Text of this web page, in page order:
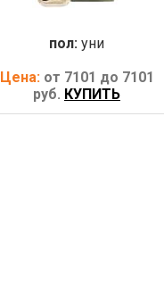
пол: уни
Цена: от 7101 до 7101
руб. КУПИТЬ